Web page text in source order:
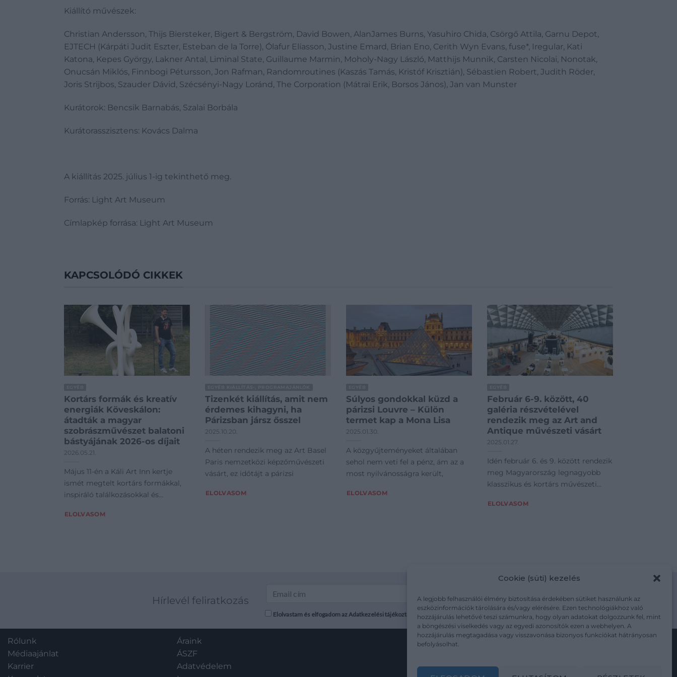
Cookie (süti) kezelés
A legjobb felhasználói élmény biztosítása érdekében sütiket használunk az
eszközinformációk tárolására és/vagy elérésére. Ezen technológiákhoz való
hozzájárulás lehetővé teszi számunkra, hogy olyan adatokat dolgozzunk fel, mint
a böngészési viselkedés vagy az egyedi azonosítók ezen a webhelyen. A
hozzájárulás megtagadása vagy visszavonása bizonyos funkciókat hátrányosan
befolyásolhat.
Kiállító művészek:
Christian Andersson, Thijs Biersteker, Bigert & Bergström, David Bowen, AlanJames Burns, Yasuhiro Chida, Csörgő Attila, Garnu Depot,
EJTECH (Kárpáti Judit Eszter, Esteban de la Torre), Ólafur Elíasson, Justine Emard, Brian Eno, Cerith Wyn Evans, fuse*, Iregular, Kati
Katona, Kepes György, Lakner Antal, Liminal State, Guillaume Marmin, Moholy-Nagy László, Matthijs Munnik, Carsten Nicolai, Nonotak,
Onucsán Miklós, Finnbogi Pétursson, Jon Rafman, Randomroutines (Kaszás Tamás, Kristóf Krisztián), Sébastien Robert, Judith Röder,
Joris Strijbos, Szauder Dávid, Szécsényi-Nagy Loránd, The Corporation (Mátrai Erik, Borsos János), Jan van Munster
Kurátorok: Bencsik Barnabás, Szalai Borbála
Kurátorasszisztens: Kovács Dalma
A kiállítás 2025. július 1-ig tekinthető meg.
Forrás: Light Art Museum
Címlapkép forrása: Light Art Museum
KAPCSOLÓDÓ CIKKEK
Kortárs formák és kreatív
energiák Köveskálon:
átadták a magyar
szobrászművészet balatoni
bástyájának 2026-os díjait
2026.05.21.
Május 11-én a Káli Art Inn kertje
ismét megtelt kortárs formákkal,
inspiráló találkozásokkal és
ELOLVASOM
Tizenkét kiállítás, amit nem
érdemes kihagyni, ha
Párizsban jársz ősszel
2025.10.20.
A héten rendezik meg az Art Basel
Paris nemzetközi képzőművészeti
vásárt, ez időtájt a párizsi
ELOLVASOM
Súlyos gondokkal küzd a
párizsi Louvre – Külön
termet kap a Mona Lisa
2025.01.30.
A közgyűjteményeket általában
sehol nem veti fel a pénz, ám az a
most nyilvánosságra került,
ELOLVASOM
Február 6-9. között, 40
galéria részvételével
rendezik meg az Art and
Antique művészeti vásárt
2025.01.27.
Idén február 6. és 9. között rendezik
meg Magyarország legnagyobb
klasszikus és kortárs művészeti
ELOLVASOM
Hírlevél feliratkozás
Elolvastam és elfogadom az Adatkezelési tájékoztatót: mutargy.com/adatkezelesi-tajekoztato/
Rólunk
Médiaajánlat
Karrier
Áraink
ÁSZF
Adatvédelem